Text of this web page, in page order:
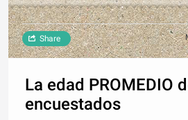
Share
La edad PROMEDIO
encuestados